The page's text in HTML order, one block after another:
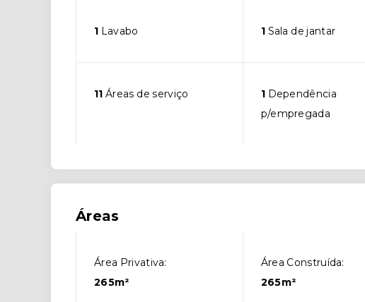
1 Lavabo 1Sala de jantar
11 Áreas de serviço 1Dependência
p/empregada
Áreas
Área Privativa:
265m²
Área Construída:
265m²